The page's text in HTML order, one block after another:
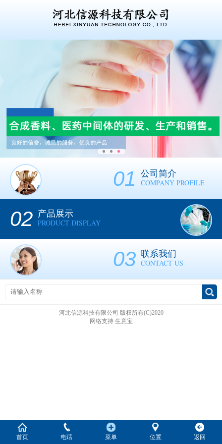
01 公司简介
COMPANY PROFILE
02 产品展示
PRODUCT DISPLAY
03 联系我们
CONTACT US
河北信源科技有限公司 版权所有(C)2020
网络支持生意宝
首页 电话 菜单 位置 返回